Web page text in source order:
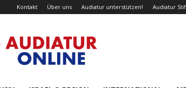
Kontakt Über uns Audiatur unterstützen! Audiatur
Online